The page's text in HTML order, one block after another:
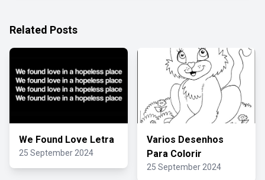
Related Posts
We Found Love Letra
25 September 2024
Varios Desenhos
Para Colorir
25 September 2024